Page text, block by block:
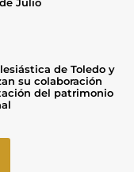
de Toledo y
su colaboración
del patrimonio